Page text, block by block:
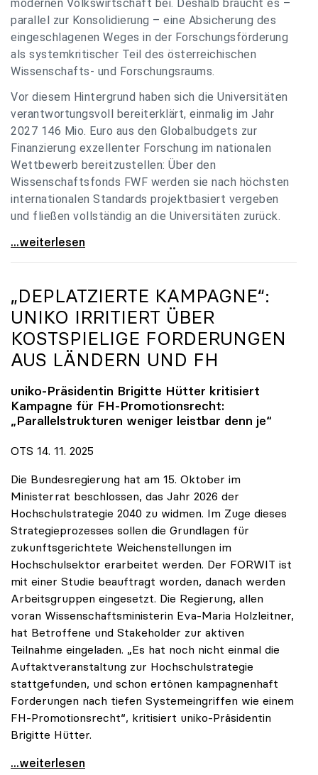
modernen Volkswirtschaft bei. Deshalb braucht es –
parallel zur Konsolidierung – eine Absicherung des
eingeschlagenen Weges in der Forschungsförderung
als systemkritischer Teil des österreichischen
Wissenschafts- und Forschungsraums.
Vor diesem Hintergrund haben sich die Universitäten
verantwortungsvoll bereiterklärt, einmalig im Jahr
2027 146 Mio. Euro aus den Globalbudgets zur
Finanzierung exzellenter Forschung im nationalen
Wettbewerb bereitzustellen: Über den
Wissenschaftsfonds FWF werden sie nach höchsten
internationalen Standards projektbasiert vergeben
und fließen vollständig an die Universitäten zurück.
Gemeinsam für einen starken Wissenschafts- und
...weiterlesen
„DEPLATZIERTE KAMPAGNE“:
UNIKO IRRITIERT ÜBER
KOSTSPIELIGE FORDERUNGEN
AUS LÄNDERN UND FH
uniko-Präsidentin Brigitte Hütter kritisiert
Kampagne für FH-Promotionsrecht:
„Parallelstrukturen weniger leistbar denn je“
OTS 14. 11. 2025
Die Bundesregierung hat am 15. Oktober im
Ministerrat beschlossen, das Jahr 2026 der
Hochschulstrategie 2040 zu widmen. Im Zuge dieses
Strategieprozesses sollen die Grundlagen für
zukunftsgerichtete Weichenstellungen im
Hochschulsektor erarbeitet werden. Der FORWIT ist
mit einer Studie beauftragt worden, danach werden
Arbeitsgruppen eingesetzt. Die Regierung, allen
voran Wissenschaftsministerin Eva-Maria Holzleitner,
hat Betroffene und Stakeholder zur aktiven
Teilnahme eingeladen. „Es hat noch nicht einmal die
Auftaktveranstaltung zur Hochschulstrategie
stattgefunden, und schon ertönen kampagnenhaft
Forderungen nach tiefen Systemeingriffen wie einem
FH-Promotionsrecht“, kritisiert uniko-Präsidentin
Brigitte Hütter.
„Deplatzierte Kampagne“: uniko irritiert über
...weiterlesen